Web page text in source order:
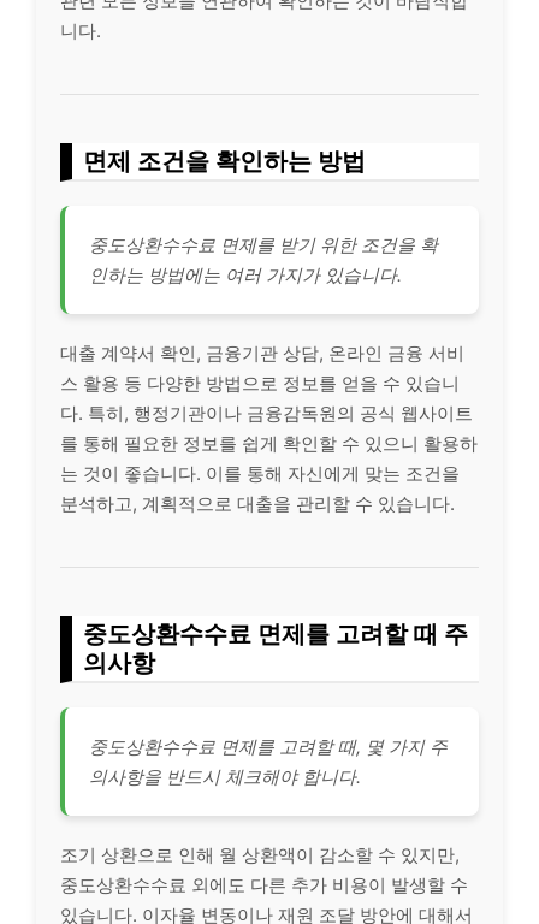
니다.
면제 조건을 확인하는 방법
중도상환수수료 면제를 받기 위한 조건을 확
인하는 방법에는 여러 가지가 있습니다.
대출 계약서 확인, 금융기관 상담, 온라인 금융 서비
스 활용 등 다양한 방법으로 정보를 얻을 수 있습니
다. 특히, 행정기관이나 금융감독원의 공식 웹사이트
를 통해 필요한 정보를 쉽게 확인할 수 있으니 활용하
는 것이 좋습니다. 이를 통해 자신에게 맞는 조건을
분석하고, 계획적으로 대출을 관리할 수 있습니다.
중도상환수수료 면제를 고려할 때 주
의사항
중도상환수수료 면제를 고려할 때, 몇 가지 주
의사항을 반드시 체크해야 합니다.
조기 상환으로 인해 월 상환액이 감소할 수 있지만,
중도상환수수료 외에도 다른 추가 비용이 발생할 수
있습니다. 이자율 변동이나 재원 조달 방안에 대해서